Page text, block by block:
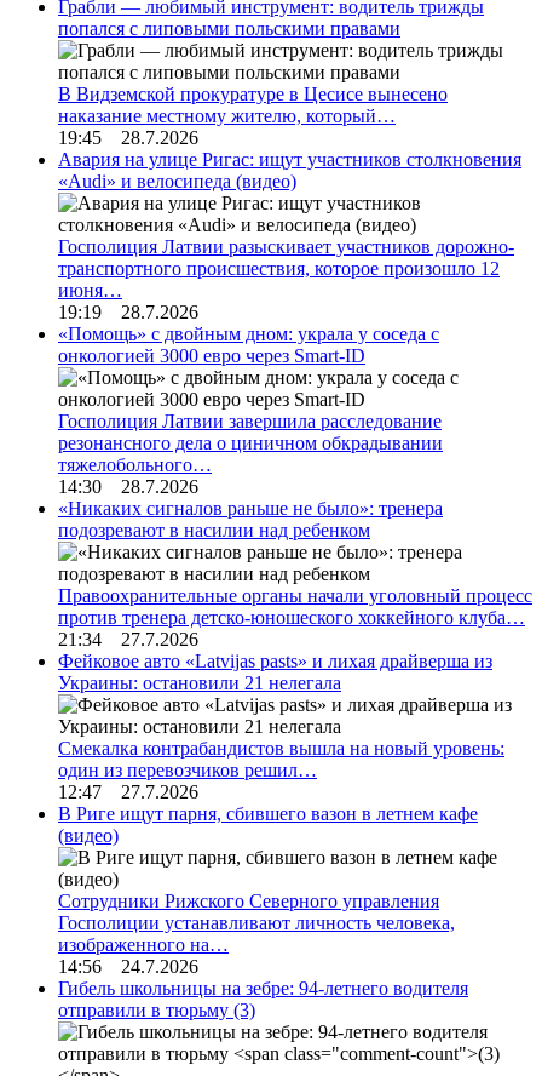
Грабли — любимый инструмент: водитель трижды
попался с липовыми польскими правами
В Видземской прокуратуре в Цесисе вынесено
наказание местному жителю, который…
19:45 28.7.2026
Авария на улице Ригас: ищут участников столкновения
«Audi» и велосипеда (видео)
Госполиция Латвии разыскивает участников дорожно-
транспортного происшествия, которое произошло 12
июня…
19:19 28.7.2026
«Помощь» с двойным дном: украла у соседа с
онкологией 3000 евро через Smart-ID
Госполиция Латвии завершила расследование
резонансного дела о циничном обкрадывании
тяжелобольного…
14:30 28.7.2026
«Никаких сигналов раньше не было»: тренера
подозревают в насилии над ребенком
Правоохранительные органы начали уголовный процесс
против тренера детско-юношеского хоккейного клуба…
21:34 27.7.2026
Фейковое авто «Latvijas pasts» и лихая драйверша из
Украины: остановили 21 нелегала
Смекалка контрабандистов вышла на новый уровень:
один из перевозчиков решил…
12:47 27.7.2026
В Риге ищут парня, сбившего вазон в летнем кафе
(видео)
Сотрудники Рижского Северного управления
Госполиции устанавливают личность человека,
изображенного на…
14:56 24.7.2026
Гибель школьницы на зебре: 94-летнего водителя
отправили в тюрьму (3)